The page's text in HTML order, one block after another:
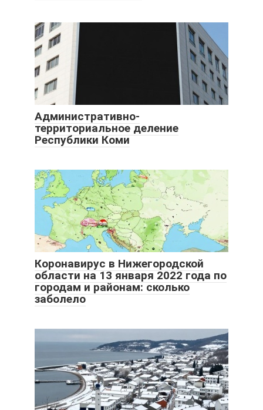
Административно-
территориальное деление
Республики Коми
Коронавирус в Нижегородской
области на 13 января 2022 года по
городам и районам: сколько
заболело